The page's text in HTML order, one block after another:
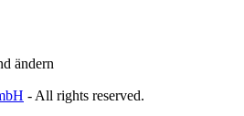
ändern
- All rights reserved.